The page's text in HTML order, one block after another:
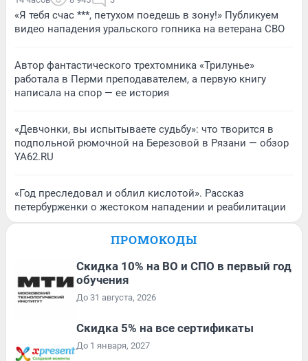
«Я тебя счас ***, петухом поедешь в зону!» Публикуем
видео нападения уральского гопника на ветерана СВО
Автор фантастического трехтомника «Трилунье»
работала в Перми преподавателем, а первую книгу
написала на спор — ее история
«Девчонки, вы испытываете судьбу»: что творится в
подпольной рюмочной на Березовой в Рязани — обзор
YA62.RU
«Год преследовал и облил кислотой». Рассказ
петербурженки о жестоком нападении и реабилитации
ПРОМОКОДЫ
Скидка 10% на ВО и СПО в первый год
обучения
До 31 августа, 2026
Скидка 5% на все сертификаты
До 1 января, 2027